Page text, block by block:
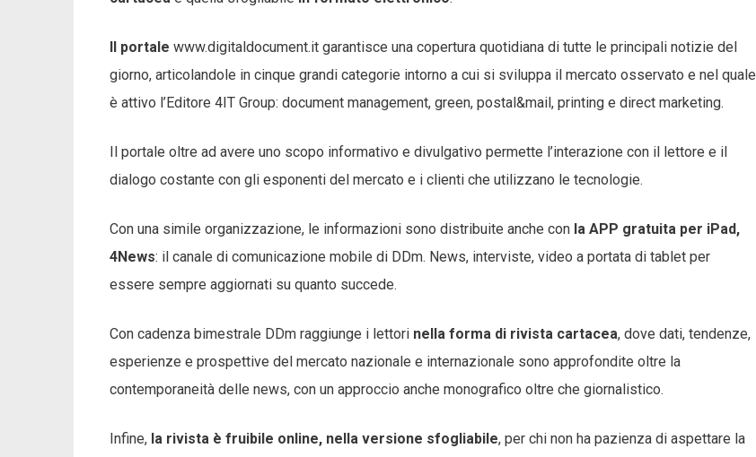
Il portale www.digitaldocument.it garantisce una copertura quotidiana di tutte le principali notizie del
giorno, articolandole in cinque grandi categorie intorno a cui si sviluppa il mercato osservato e nel quale
è attivo l’Editore 4IT Group: document management, green, postal&mail, printing e direct marketing.
Il portale oltre ad avere uno scopo informativo e divulgativo permette l’interazione con il lettore e il
dialogo costante con gli esponenti del mercato e i clienti che utilizzano le tecnologie.
Con una simile organizzazione, le informazioni sono distribuite anche con la APP gratuita per iPad,
4News: il canale di comunicazione mobile di DDm. News, interviste, video a portata di tablet per
essere sempre aggiornati su quanto succede.
Con cadenza bimestrale DDm raggiunge i lettori nella forma di rivista cartacea, dove dati, tendenze,
esperienze e prospettive del mercato nazionale e internazionale sono approfondite oltre la
contemporaneità delle news, con un approccio anche monografico oltre che giornalistico.
Infine, la rivista è fruibile online, nella versione sfogliabile, per chi non ha pazienza di aspettare la